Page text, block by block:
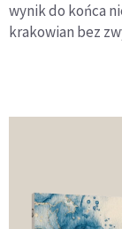
wynik do końca
krakowian bez